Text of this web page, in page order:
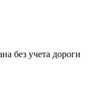
без учета дороги